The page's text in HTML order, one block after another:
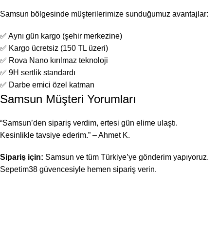
Samsun bölgesinde müşterilerimize sunduğumuz avantajlar:
✅ Aynı gün kargo (şehir merkezine)
✅ Kargo ücretsiz (150 TL üzeri)
✅ Rova Nano kırılmaz teknoloji
✅ 9H sertlik standardı
✅ Darbe emici özel katman
Samsun Müşteri Yorumları
“Samsun’den sipariş verdim, ertesi gün elime ulaştı.
Kesinlikle tavsiye ederim.” – Ahmet K.
Sipariş için: Samsun ve tüm Türkiye’ye gönderim yapıyoruz.
Sepetim38 güvencesiyle hemen sipariş verin.